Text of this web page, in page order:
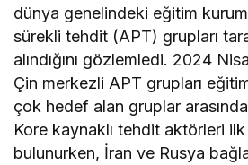
dünya genelindeki eğitim
sürekli tehdit (APT) grupları
alındığını gözlemledi. 2024
Çin merkezli APT grupları
çok hedef alan gruplar
Kore kaynaklı tehdit aktörleri ilk
bulunurken, İran ve Rusya